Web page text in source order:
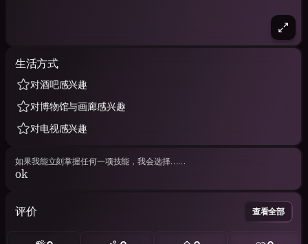
生活方式
对酒吧感兴趣
对博物馆与画廊感兴趣
对电视感兴趣
如果我能立刻掌握任何一项技能，我会选择……
ok
评价 查看全部